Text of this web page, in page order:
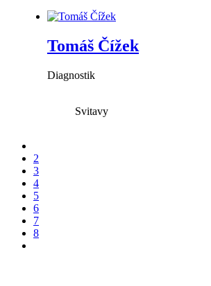
Tomáš Čížek
Diagnostik
Svitavy
2
3
4
5
6
7
8